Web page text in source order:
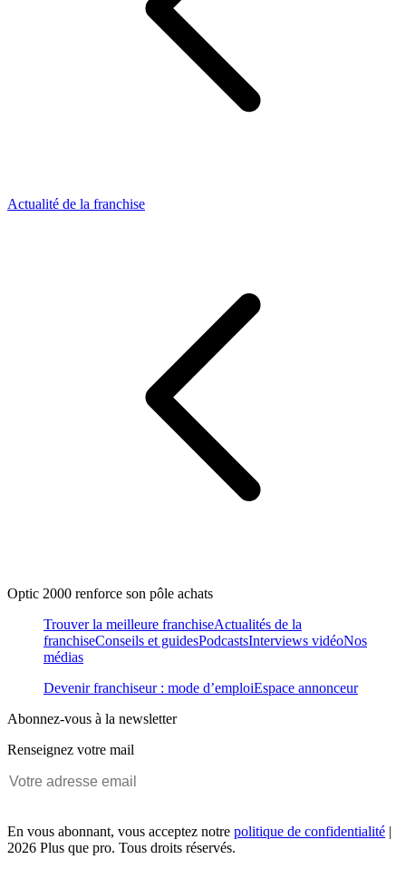
Actualité de la franchise
Optic 2000 renforce son pôle achats
Trouver la meilleure franchiseActualités de la
franchiseConseils et guidesPodcastsInterviews vidéoNos
médias
Devenir franchiseur : mode d’emploiEspace annonceur
Abonnez-vous à la newsletter
Renseignez votre mail
En vous abonnant, vous acceptez notre politique de confidentialité |
2026 Plus que pro. Tous droits réservés.